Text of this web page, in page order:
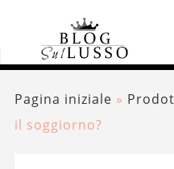
Pagina iniziale »
il soggiorno?